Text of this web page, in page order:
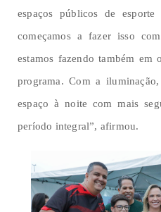
espaços públicos de
começamos a fazer isso
estamos fazendo também em
programa. Com a
espaço à noite com mais
período integral”, afirmou.